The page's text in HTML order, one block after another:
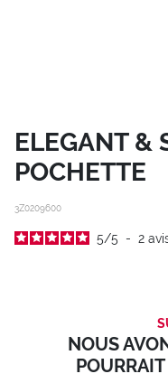
ELEGANT &
POCHETTE
3Z0209600
5/5 - 2
NOUS